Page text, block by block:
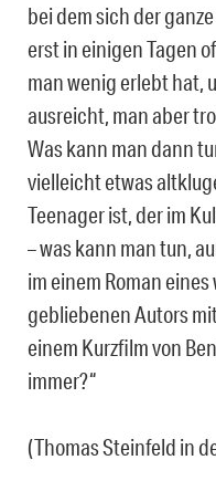
bei dem sich der
erst in einigen Tagen
man wenig erlebt hat,
ausreicht, man aber
Was kann man dann
vielleicht etwas
Teenager ist, der im
– was kann man tun,
im einem Roman
gebliebenen Autors
einem Kurzfilm von
immer?“
(Thomas Steinfeld in